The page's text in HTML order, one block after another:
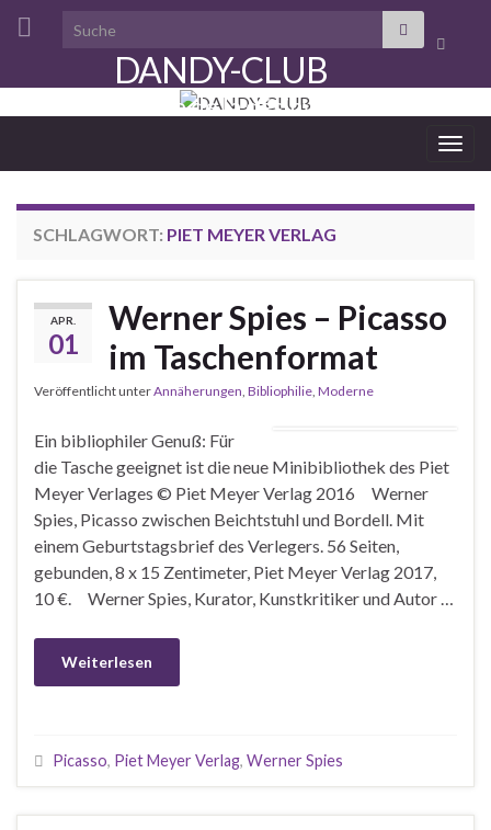
Search for:
DANDY-CLUB
aristocratie de la désinvolture
SCHLAGWORT: PIET MEYER VERLAG
APR.
01
Werner Spies – Picasso
im Taschenformat
Veröffentlicht unterAnnäherungen Bibliophilie Moderne
Ein bibliophiler Genuß: Für
die Tasche geeignet ist die neue Minibibliothek des Piet
Meyer Verlages © Piet Meyer Verlag 2016 Werner
Spies, Picasso zwischen Beichtstuhl und Bordell. Mit
einem Geburtstagsbrief des Verlegers. 56 Seiten,
gebunden, 8 x 15 Zentimeter, Piet Meyer Verlag 2017,
10 €. Werner Spies, Kurator, Kunstkritiker und Autor …
Weiterlesen
Picasso, Piet Meyer Verlag, Werner Spies